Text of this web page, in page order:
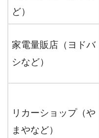
ど）
家電量販店（ヨドバ
シなど）
リカーショップ（や
まやなど）